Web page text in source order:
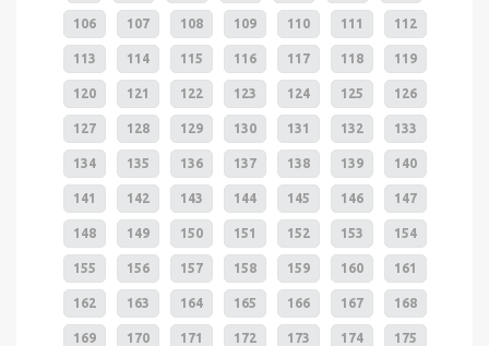
106 107 108 109 110 111 112
113 114 115 116 117 118 119
120 121 122 123 124 125 126
127 128 129 130 131 132 133
134 135 136 137 138 139 140
141 142 143 144 145 146 147
148 149 150 151 152 153 154
155 156 157 158 159 160 161
162 163 164 165 166 167 168
169 170 171 172 173 174 175